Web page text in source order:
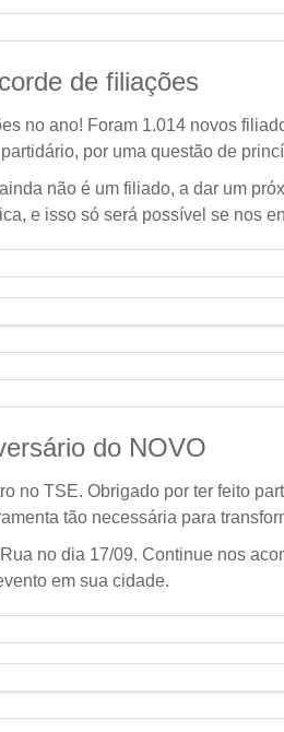
de filiações
no ano! Foram 1.014 novos
por uma questão de
não é um filiado, a dar um
e isso só será possível se nos
do NOVO
no TSE. Obrigado por ter feito
tão necessária para
no dia 17/09. Continue nos
em sua cidade.